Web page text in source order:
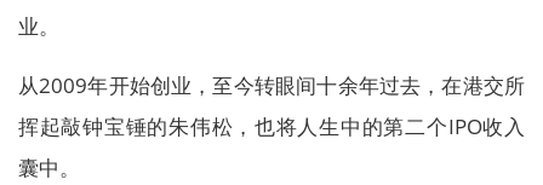
业。
从2009年开始创业，至今转眼间十余年过去，在港交所
挥起敲钟宝锤的朱伟松，也将人生中的第二个IPO收入
囊中。